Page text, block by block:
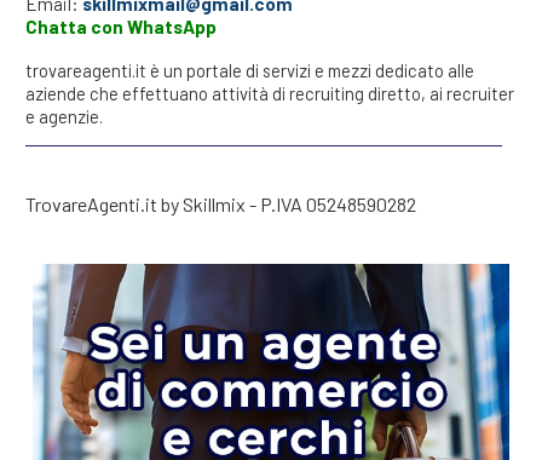
Chatta con WhatsApp
trovareagenti.it è un portale di servizi e mezzi dedicato alle
aziende che effettuano attività di recruiting diretto, ai recruiter
e agenzie.
TrovareAgenti.it by Skillmix - P.IVA 05248590282